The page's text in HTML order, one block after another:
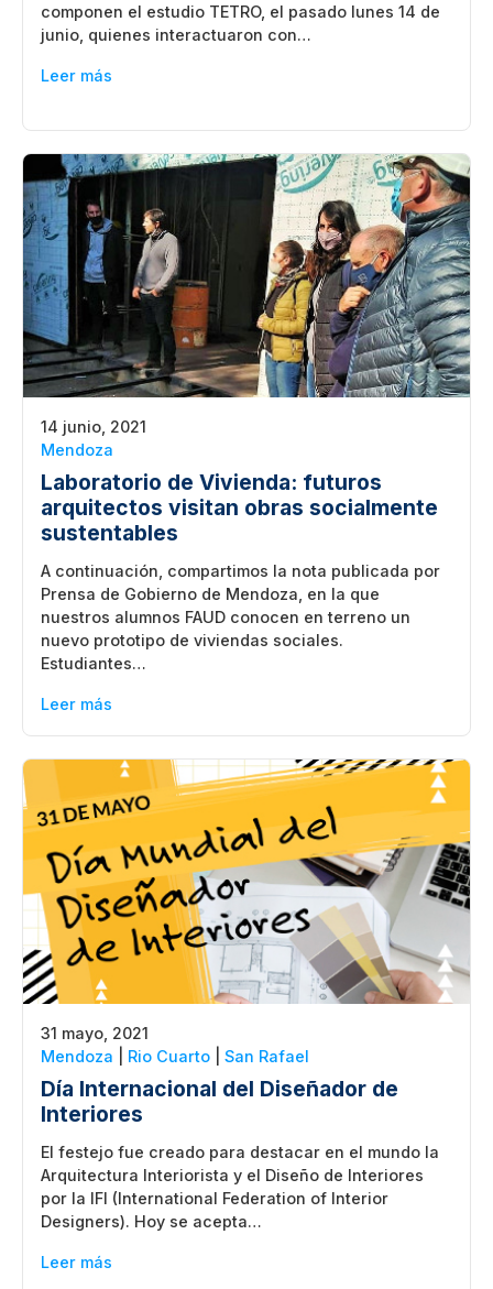
componen el estudio TETRO, el pasado lunes 14 de
junio, quienes interactuaron con…
Leer más
14 junio, 2021
Mendoza
Laboratorio de Vivienda: futuros
arquitectos visitan obras socialmente
sustentables
A continuación, compartimos la nota publicada por
Prensa de Gobierno de Mendoza, en la que
nuestros alumnos FAUD conocen en terreno un
nuevo prototipo de viviendas sociales.
Estudiantes…
Leer más
31 mayo, 2021
Mendoza
Rio Cuarto San Rafael
Día Internacional del Diseñador de
Interiores
El festejo fue creado para destacar en el mundo la
Arquitectura Interiorista y el Diseño de Interiores
por la IFI (International Federation of Interior
Designers). Hoy se acepta…
Leer más